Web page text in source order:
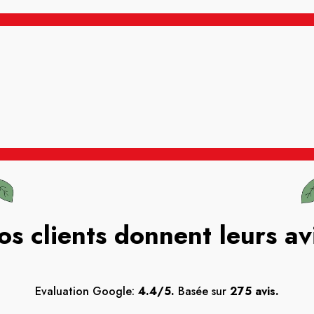
clients donnent leurs
Evaluation Google: 4.4/5. Basée sur 275 avis.